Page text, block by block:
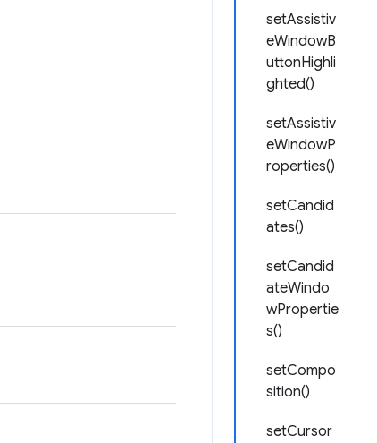
setAssistiv
eWindowB
uttonHighli
ghted()
setAssistiv
eWindowP
roperties()
setCandid
ates()
setCandid
ateWindo
wPropertie
s()
setCompo
sition()
setCursor